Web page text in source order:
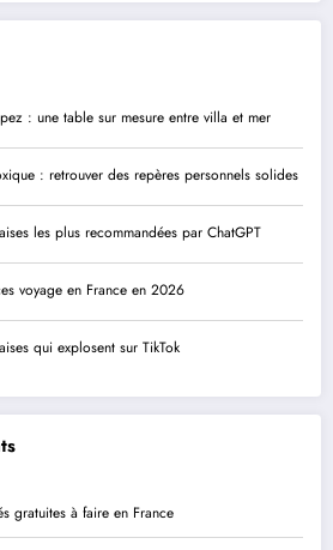
: une table sur mesure entre villa et mer
: retrouver des repères personnels solides
les plus recommandées par ChatGPT
voyage en France en 2026
qui explosent sur TikTok
gratuites à faire en France